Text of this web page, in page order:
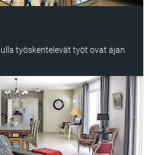
työskentelevät työt ovat ajan